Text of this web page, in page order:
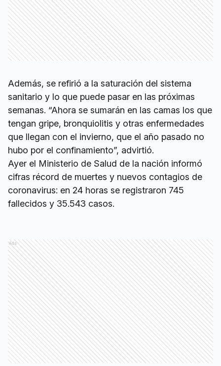
Además, se refirió a la saturación del sistema
sanitario y lo que puede pasar en las próximas
semanas. “Ahora se sumarán en las camas los que
tengan gripe, bronquiolitis y otras enfermedades
que llegan con el invierno, que el año pasado no
hubo por el confinamiento”, advirtió.
Ayer el Ministerio de Salud de la nación informó
cifras récord de muertes y nuevos contagios de
coronavirus: en 24 horas se registraron 745
fallecidos y 35.543 casos.
Ads